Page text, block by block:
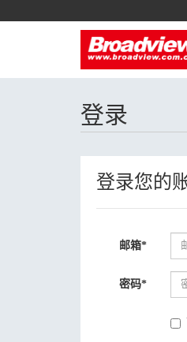
登录
登录您的
邮箱*
密码*